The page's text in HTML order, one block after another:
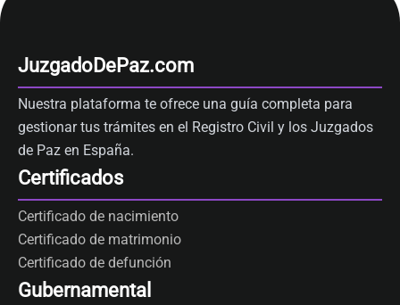
JuzgadoDePaz.com
Nuestra plataforma te ofrece una guía completa para
gestionar tus trámites en el Registro Civil y los Juzgados
de Paz en España.
Certificados
Certificado de nacimiento
Certificado de matrimonio
Certificado de defunción
Gubernamental